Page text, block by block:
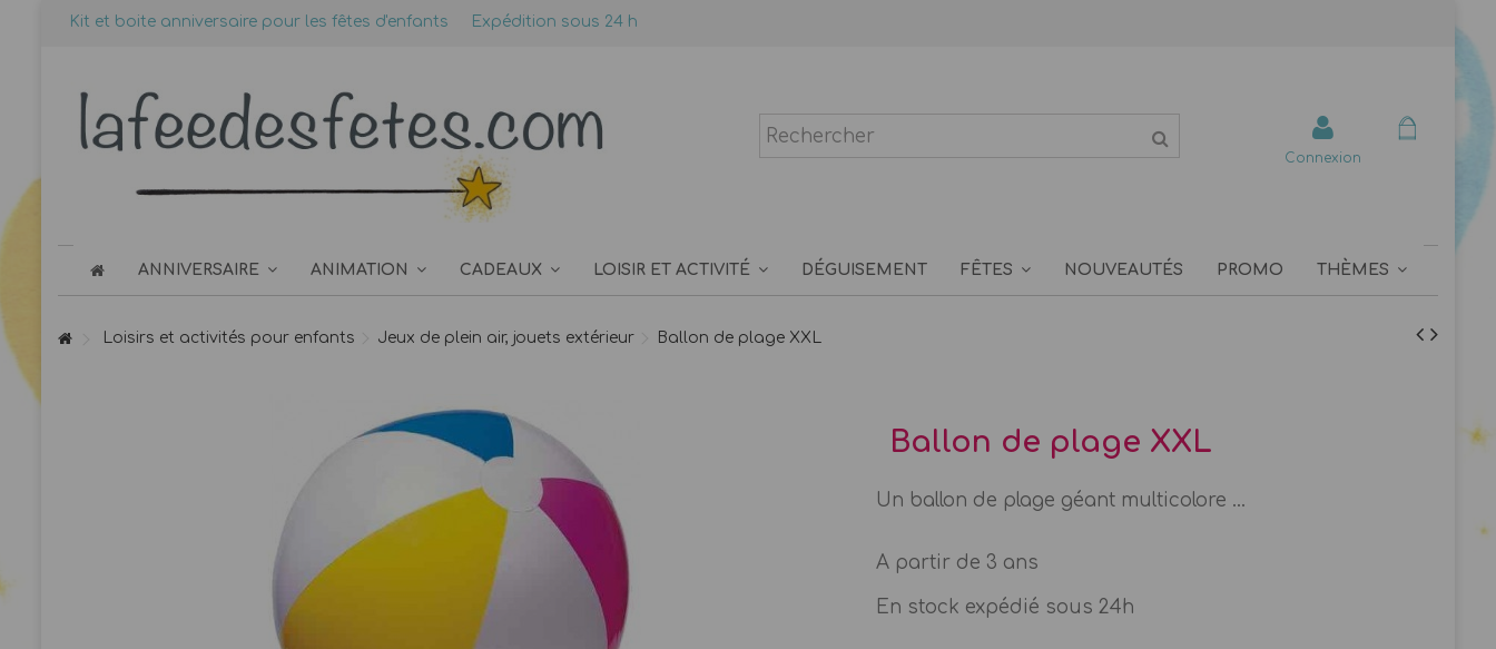
Kit et boite anniversaire pour les fêtes d'enfants Expédition sous 24 h
Connexion
ANNIVERSAIRE ANIMATION CADEAUX LOISIR ET ACTIVITÉ DÉGUISEMENT FÊTES NOUVEAUTÉS PROMO THÈMES
Loisirs et activités pour enfants Jeux de plein air, jouets extérieur Ballon de plage XXL
Ballon de plage XXL
Un ballon de plage géant multicolore ...
A partir de 3 ans
En stock expédié sous 24h